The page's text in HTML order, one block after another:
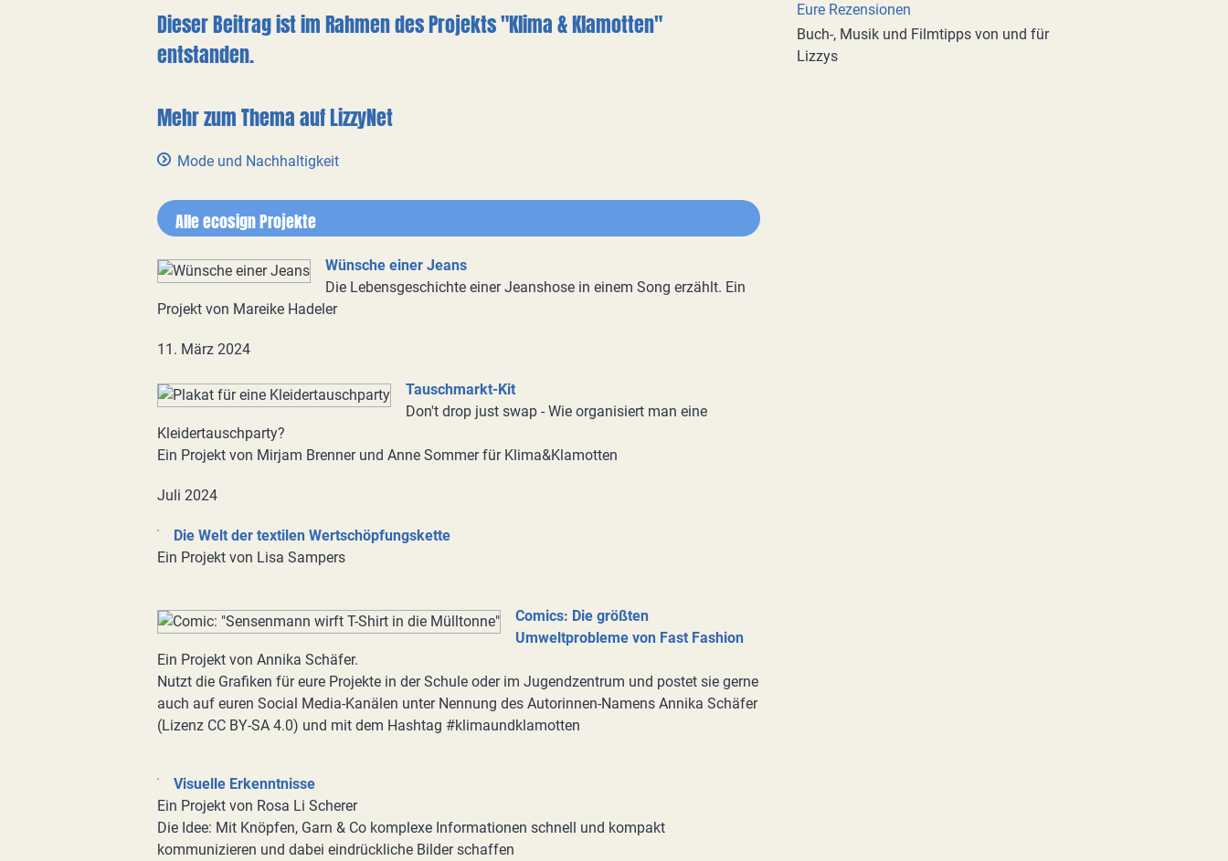
Dieser Beitrag ist im Rahmen des Projekts"Klima & Klamotten"
entstanden.
Mehr zum Thema auf LizzyNet
Mode und Nachhaltigkeit
Alle ecosign Projekte
Wünsche einer Jeans
Die Lebensgeschichte einer Jeanshose in einem Song erzählt. Ein
Projekt von Mareike Hadeler
11. März 2024
Tauschmarkt-Kit
Don't drop just swap - Wie organisiert man eine
Kleidertauschparty?
Ein Projekt von Mirjam Brenner und Anne Sommer für Klima&Klamotten
Juli 2024
Die Welt der textilen Wertschöpfungskette
Ein Projekt von Lisa Sampers
Comics: Die größten
Umweltprobleme von Fast Fashion
Ein Projekt von Annika Schäfer.
Nutzt die Grafiken für eure Projekte in der Schule oder im Jugendzentrum und postet sie gerne
auch auf euren Social Media-Kanälen unter Nennung des Autorinnen-Namens Annika Schäfer
(Lizenz CC BY-SA 4.0) und mit dem Hashtag #klimaundklamotten
Visuelle Erkenntnisse
Ein Projekt von Rosa Li Scherer
Die Idee: Mit Knöpfen, Garn & Co komplexe Informationen schnell und kompakt
kommunizieren und dabei eindrückliche Bilder schaffen
Eure Rezensionen
Buch-, Musik und Filmtipps von und für
Lizzys